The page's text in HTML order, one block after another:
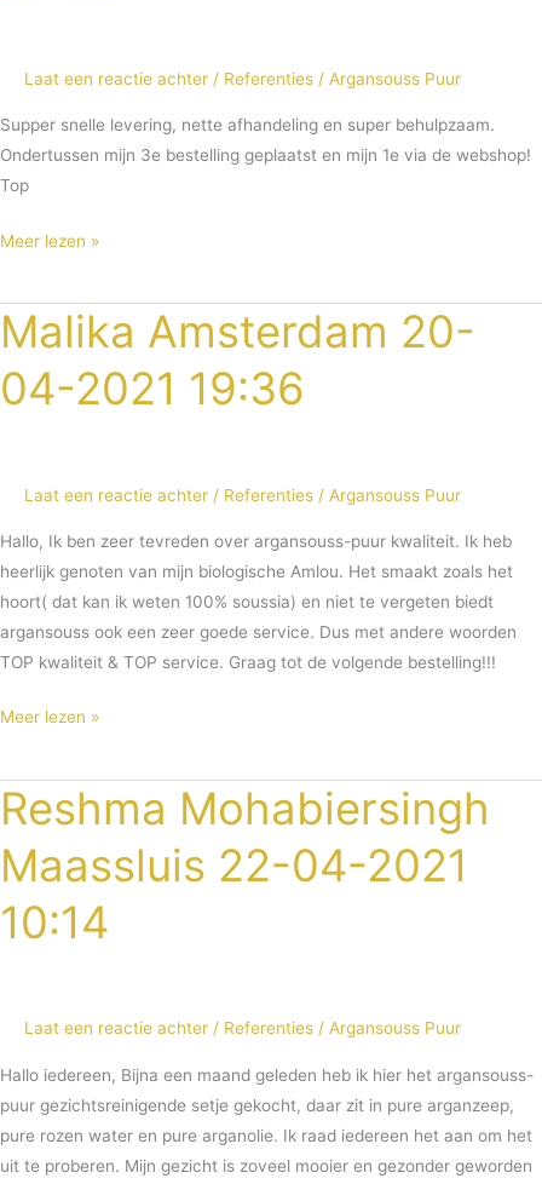
Laat een reactie achter / Referenties / Argansouss Puur
Supper snelle levering, nette afhandeling en super behulpzaam.
Ondertussen mijn 3e bestelling geplaatst en mijn 1e via de webshop!
Top
Meer lezen »
Malika Amsterdam 20-
04-2021 19:36
Laat een reactie achter / Referenties / Argansouss Puur
Hallo, Ik ben zeer tevreden over argansouss-puur kwaliteit. Ik heb
heerlijk genoten van mijn biologische Amlou. Het smaakt zoals het
hoort( dat kan ik weten 100% soussia) en niet te vergeten biedt
argansouss ook een zeer goede service. Dus met andere woorden
TOP kwaliteit & TOP service. Graag tot de volgende bestelling!!!
Malika
Amsterdam
20-
04-
Meer lezen »
Reshma Mohabiersingh
Maassluis 22-04-2021
10:14
Laat een reactie achter / Referenties / Argansouss Puur
Hallo iedereen, Bijna een maand geleden heb ik hier het argansouss-
puur gezichtsreinigende setje gekocht, daar zit in pure arganzeep,
pure rozen water en pure arganolie. Ik raad iedereen het aan om het
uit te proberen. Mijn gezicht is zoveel mooier en gezonder geworden
Reshma
Mohabiersingh
Maassluis
22-
04-
2021